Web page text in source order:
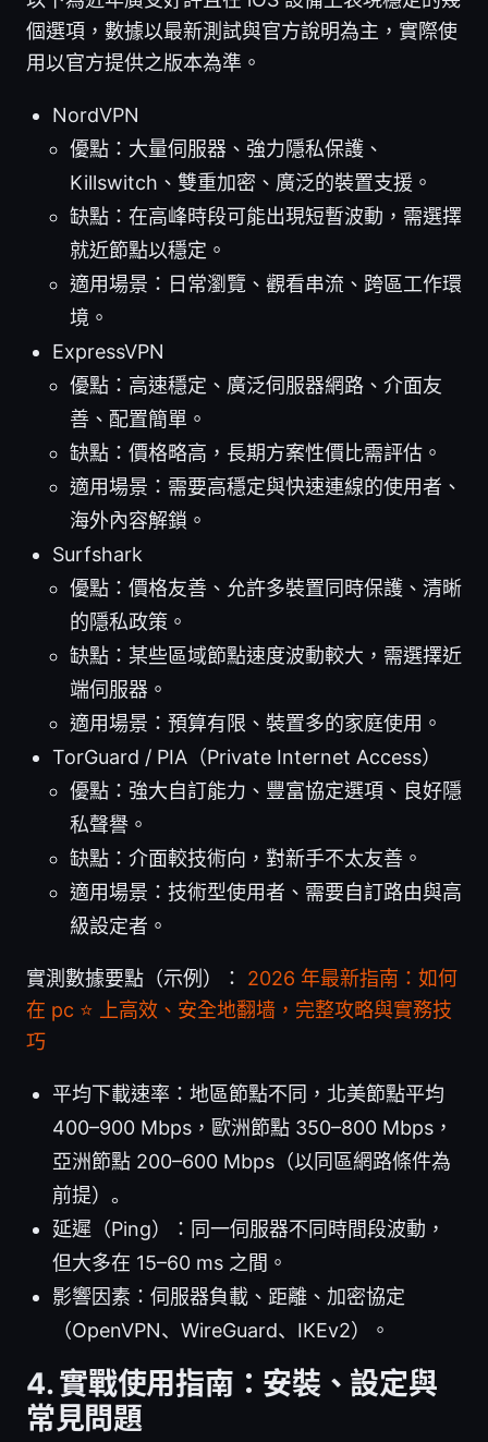
個選項，數據以最新測試與官方說明為主，實際使
用以官方提供之版本為準。
NordVPN
優點：大量伺服器、強力隱私保護、
Killswitch、雙重加密、廣泛的裝置支援。
缺點：在高峰時段可能出現短暫波動，需選擇
就近節點以穩定。
適用場景：日常瀏覽、觀看串流、跨區工作環
境。
ExpressVPN
優點：高速穩定、廣泛伺服器網路、介面友
善、配置簡單。
缺點：價格略高，長期方案性價比需評估。
適用場景：需要高穩定與快速連線的使用者、
海外內容解鎖。
Surfshark
優點：價格友善、允許多裝置同時保護、清晰
的隱私政策。
缺點：某些區域節點速度波動較大，需選擇近
端伺服器。
適用場景：預算有限、裝置多的家庭使用。
TorGuard / PIA（Private Internet Access）
優點：強大自訂能力、豐富協定選項、良好隱
私聲譽。
缺點：介面較技術向，對新手不太友善。
適用場景：技術型使用者、需要自訂路由與高
級設定者。
實測數據要點（示例）： 2026 年最新指南：如何
在 pc ⭐ 上高效、安全地翻墙，完整攻略與實務技
巧
平均下載速率：地區節點不同，北美節點平均
400–900 Mbps，歐洲節點 350–800 Mbps，
亞洲節點 200–600 Mbps（以同區網路條件為
前提）。
延遲（Ping）：同一伺服器不同時間段波動，
但大多在 15–60 ms 之間。
影響因素：伺服器負載、距離、加密協定
（OpenVPN、WireGuard、IKEv2）。
4. 實戰使用指南：安裝、設定與
常見問題